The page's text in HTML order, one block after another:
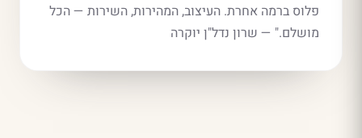
פלוס ברמה אחרת. העיצוב, המהירות, השירות — הכל
מושלם." — שרון נדל"ן יוקרה